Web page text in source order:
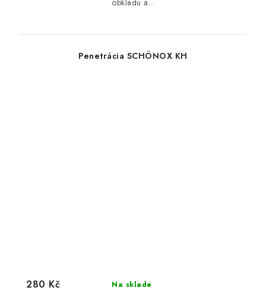
obkladu a...
Penetrácia SCHÖNOX KH
Na sklade
280 Kč